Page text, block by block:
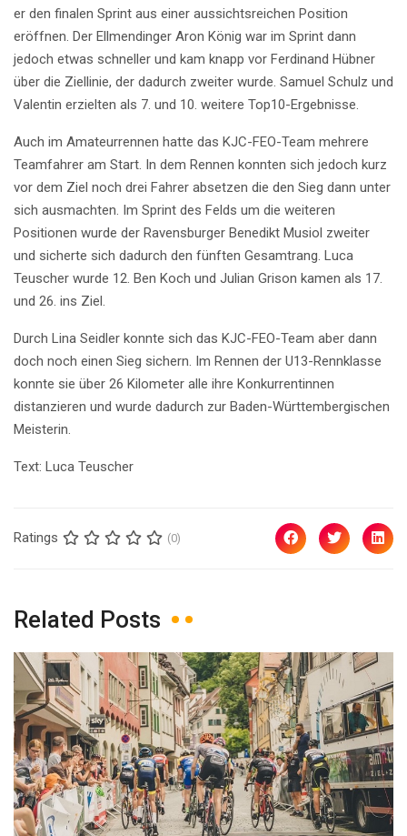
er den finalen Sprint aus einer aussichtsreichen Position
eröffnen. Der Ellmendinger Aron König war im Sprint dann
jedoch etwas schneller und kam knapp vor Ferdinand Hübner
über die Ziellinie, der dadurch zweiter wurde. Samuel Schulz und
Valentin erzielten als 7. und 10. weitere Top10-Ergebnisse.
Auch im Amateurrennen hatte das KJC-FEO-Team mehrere
Teamfahrer am Start. In dem Rennen konnten sich jedoch kurz
vor dem Ziel noch drei Fahrer absetzen die den Sieg dann unter
sich ausmachten. Im Sprint des Felds um die weiteren
Positionen wurde der Ravensburger Benedikt Musiol zweiter
und sicherte sich dadurch den fünften Gesamtrang. Luca
Teuscher wurde 12. Ben Koch und Julian Grison kamen als 17.
und 26. ins Ziel.
Durch Lina Seidler konnte sich das KJC-FEO-Team aber dann
doch noch einen Sieg sichern. Im Rennen der U13-Rennklasse
konnte sie über 26 Kilometer alle ihre Konkurrentinnen
distanzieren und wurde dadurch zur Baden-Württembergischen
Meisterin.
Text: Luca Teuscher
Ratings (0)
Related Posts